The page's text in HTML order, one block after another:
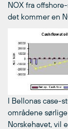
NOX fra
det kommer en
I Bellonas case-
områdene
Norskehavet, vil